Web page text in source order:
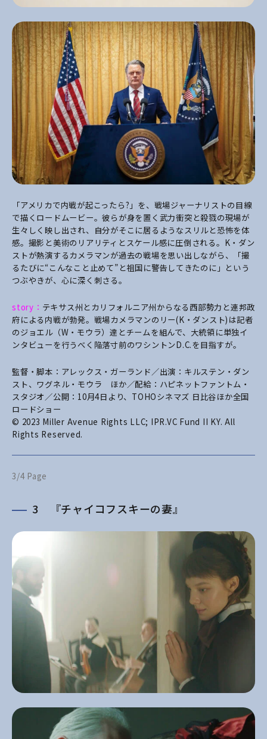
「アメリカで内戦が起こったら?」を、戦場ジャーナリストの目線
で描くロードムービー。彼らが身を置く武力衝突と殺戮の現場が
生々しく映し出され、自分がそこに居るようなスリルと恐怖を体
感。撮影と美術のリアリティとスケール感に圧倒される。K・ダン
ストが熱演するカメラマンが過去の戦場を思い出しながら、「撮
るたびに“こんなこと止めて”と祖国に警告してきたのに」という
つぶやきが、心に深く刺さる。
story： テキサス州とカリフォルニア州からなる西部勢力と連邦政
府による内戦が勃発。戦場カメラマンのリー(K・ダンスト)は記者
のジョエル（W・モウラ）達とチームを組んで、大統領に単独イ
ンタビューを行うべく陥落寸前のワシントンD.C.を目指すが。
監督・脚本：アレックス・ガーランド／出演：キルステン・ダン
スト、ワグネル・モウラ ほか／配給：ハピネットファントム・
スタジオ／公開：10月4日より、TOHOシネマズ 日比谷ほか全国
ロードショー
© 2023 Miller Avenue Rights LLC; IPR.VC Fund II KY. All
Rights Reserved.
3/4 Page
3 『チャイコフスキーの妻』